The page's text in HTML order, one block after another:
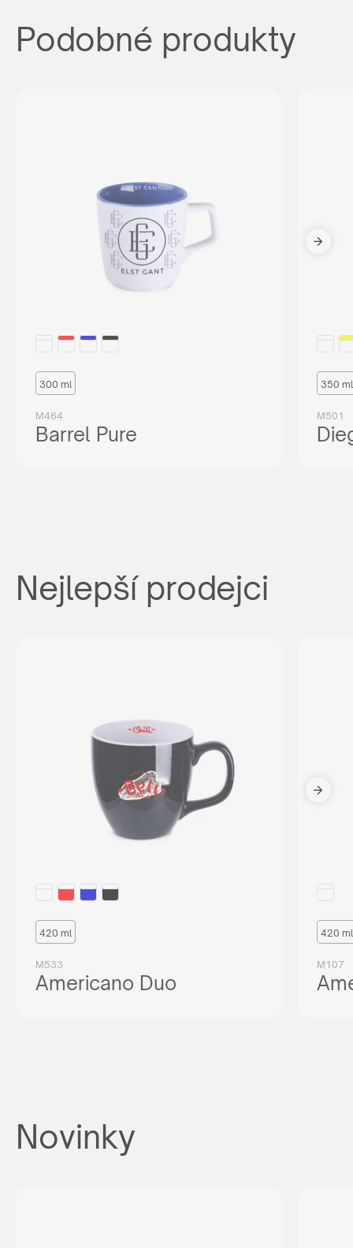
Podobné produkty
300 ml
M464
Barrel Pure
350 ml
M501
Nejlepší prodejci
420 ml
M533
Americano Duo
420 ml
M107
Novinky